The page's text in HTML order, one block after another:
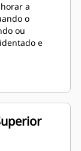
a
o
ou
e